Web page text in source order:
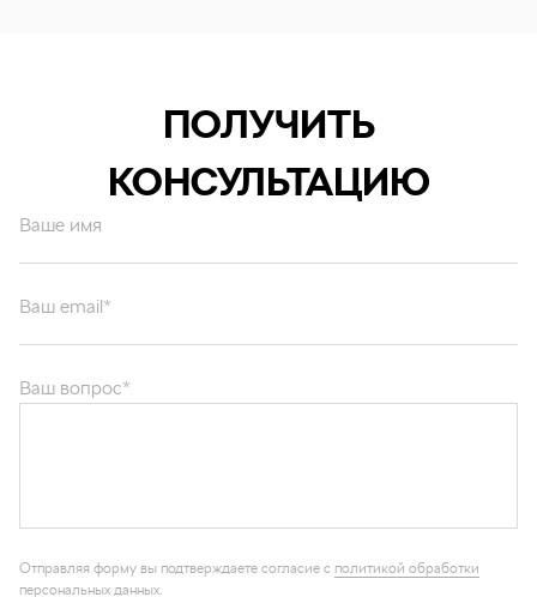
ПОЛУЧИТЬ
КОНСУЛЬТАЦИЮ
Ваше имя
персональных данных
Каталог запчастей